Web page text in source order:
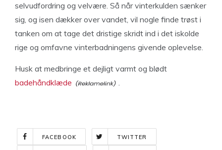
selvudfordring og velvære. Så når vinterkulden sænker
sig, og isen dækker over vandet, vil nogle finde trøst i
tanken om at tage det dristige skridt ind i det iskolde
rige og omfavne vinterbadningens givende oplevelse.
Husk at medbringe et dejligt varmt og blødt
badehåndklæde
.
FACEBOOK TWITTER